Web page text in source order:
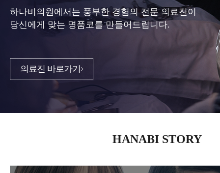
하나비의원에서는 풍부한 경험의 전문 의료진이
당신에게 맞는 명품코를 만들어드립니다.
의료진 바로가기
HANABI STORY